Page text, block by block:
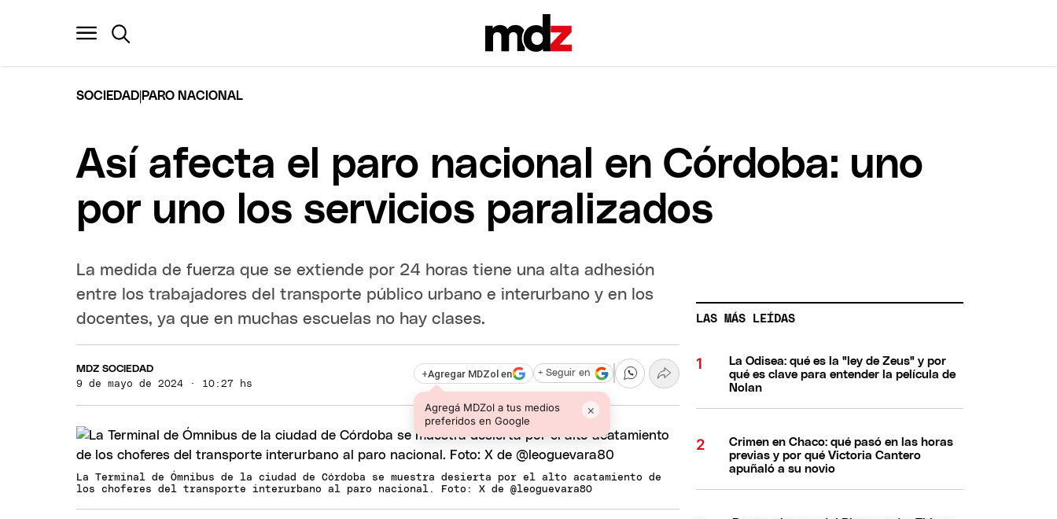
SOCIEDAD PARO NACIONAL
Así afecta el paro nacional en Córdoba: uno
por uno los servicios paralizados
La medida de fuerza que se extiende por 24 horas tiene una alta adhesión
entre los trabajadores del transporte público urbano e interurbano y en los
docentes, ya que en muchas escuelas no hay clases.
MDZ SOCIEDAD
9 de mayo de 2024 · 10:27 hs
+Agregar MDZol en
Agregá MDZol a tus medios
preferidos en Google
×
+ Seguir en
La Terminal de Ómnibus de la ciudad de Córdoba se muestra desierta por el alto acatamiento de
los choferes del transporte interurbano al paro nacional. Foto: X de @leoguevara80
LAS MÁS LEÍDAS
La Odisea: qué es la "ley de Zeus" y por
qué es clave para entender la película de
Nolan
Crimen en Chaco: qué pasó en las horas
previas y por qué Victoria Cantero
apuñaló a su novio